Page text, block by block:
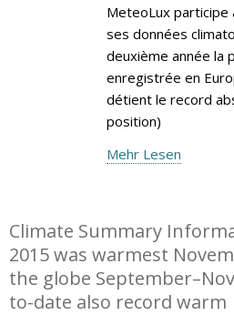
MeteoLux participe
ses données
deuxième année la
enregistrée en
détient le record
position)
Mehr Lesen
Climate Summary
2015 was warmest
the globe
to-date also record warm